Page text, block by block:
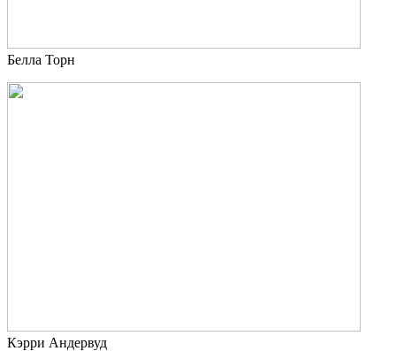
Белла Торн
Кэрри Андервуд